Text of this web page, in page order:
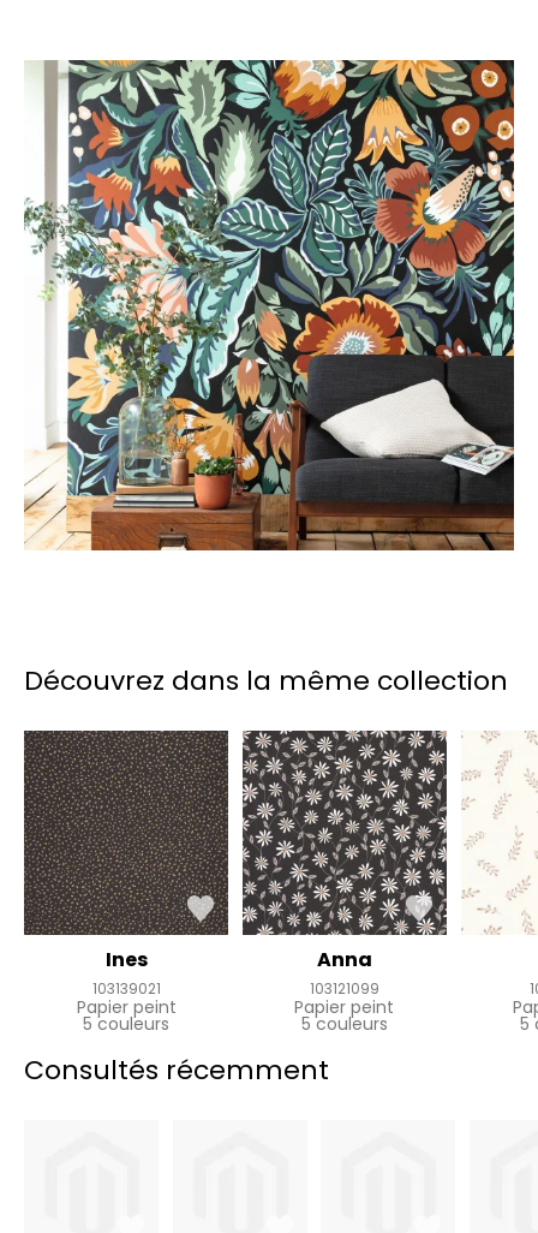
Découvrez dans la même collection
Ines
103139021
Papier peint
5 couleurs
Anna
103121099
Papier peint
5 couleurs 5
Consultés récemment